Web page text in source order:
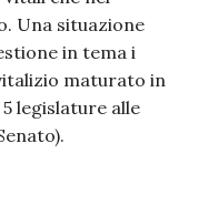
Una situazione
in tema i
maturato in
legislature alle